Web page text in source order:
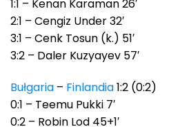
1:1 – Kenan Karaman 26′
2:1 – Cengiz Under 32′
3:1 – Cenk Tosun (k.) 51′
3:2 – Daler Kuzyayev 57′
Bułgaria – Finlandia1:2 (0:2)
0:1 – Teemu Pukki 7′
0:2 – Robin Lod 45+1′